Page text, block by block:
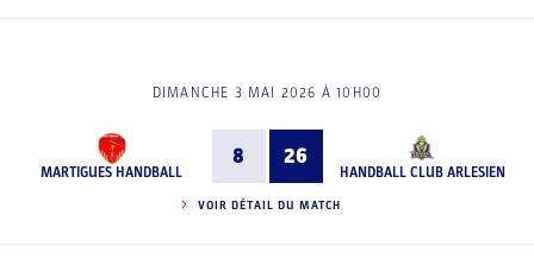
DIMANCHE 3 MAI 2026 À 10H00
MARTIGUES HANDBALL
8 26
HANDBALL CLUB ARLESIEN
VOIR DÉTAIL DU MATCH